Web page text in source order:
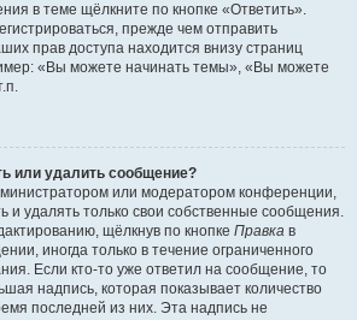
в теме щёлкните по кнопке «Ответить».
прежде чем отправить
прав доступа находится внизу страниц
«Вы можете начинать темы», «Вы можете
или удалить сообщение?
или модератором конференции,
и удалять только свои собственные сообщения.
щёлкнув по кнопке Правка в
иногда только в течение ограниченного
Если кто-то уже ответил на сообщение, то
надпись, которая показывает количество
последней из них. Эта надпись не